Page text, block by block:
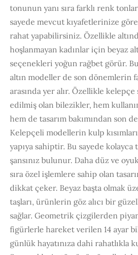
tonunun yanı sıra farklı renk
sayede mevcut kıyafetlerinize
rahat yapabilirsiniz. Özellikle
hoşlanmayan kadınlar için beyaz
seçenekleri yoğun rağbet görür.
altın modeller de son dönemlerin
arasında yer alır. Özellikle
edilmiş olan bilezikler, hem
hem de tasarım bakımından son
Kelepçeli modellerin kulp
yapıya sahiptir. Bu sayede kolayca
şansınız bulunur. Daha düz ve
sıra özel işlemlere sahip olan
dikkat çeker. Beyaz başta olmak
taşları, ürünlerin göz alıcı bir
sağlar. Geometrik çizgilerden
figürlerle hareket verilen 14 ayar
günlük hayatınıza dahi rahatlıkla